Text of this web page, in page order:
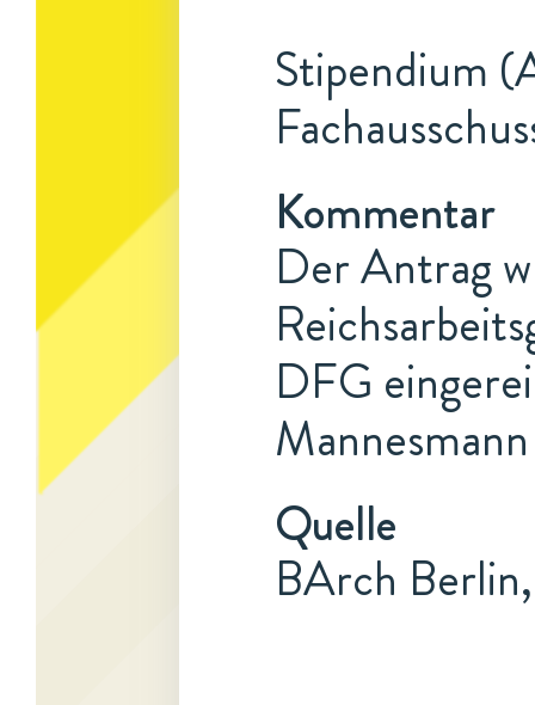
Stipendium
Kommentar
Der Antrag
DFG
Quelle
BArch